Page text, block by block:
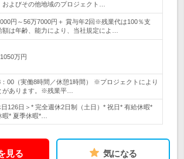
およびその他地域のプロジェクト…
円～56万7000円＋ 賞与年2回※残業代は100％支
は年齢、能力により、当社規定によ…
万円
00（実働8時間／休憩1時間） ※プロジェクトにより
があります。※残業平…
126日＞* 完全週休2日制（土日）* 祝日* 有給休暇*
暇* 夏季休暇*…
見る 気になる